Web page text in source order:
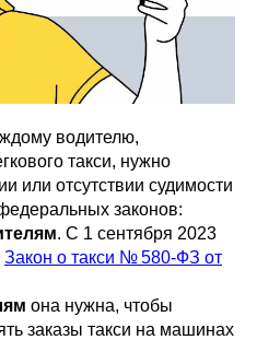
водителю,
такси, нужно
или отсутствии судимости
законов:
. C 1 сентября 2023
Закон о такси № 580-ФЗ от
она нужна, чтобы
заказы такси на машинах